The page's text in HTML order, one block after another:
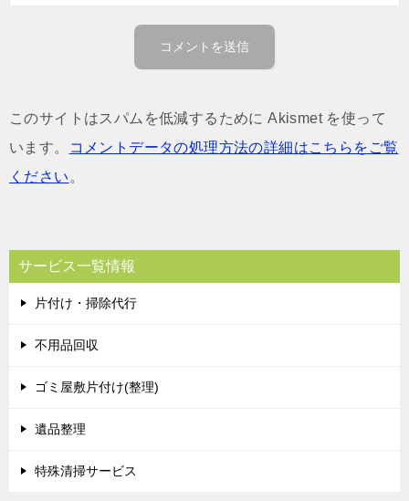
このサイトはスパムを低減するために Akismet を使って
います。
コメントデータの処理方法の詳細はこちらをご覧
ください 。
サービス一覧情報
片付け・掃除代行
不用品回収
ゴミ屋敷片付け(整理)
遺品整理
特殊清掃サービス